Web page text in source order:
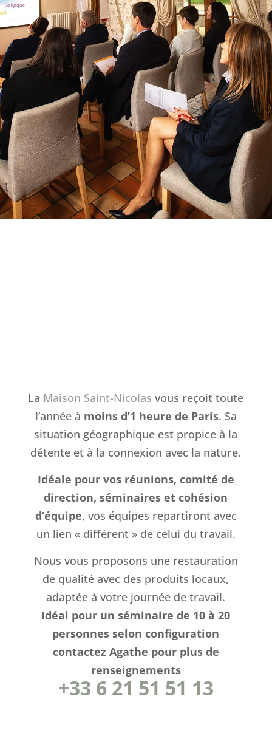
La Maison Saint-Nicolas vous reçoit toute
l’année à moins d’1 heure de Paris. Sa
situation géographique est propice à la
détente et à la connexion avec la nature.
Idéale pour vos réunions, comité de
direction, séminaires et cohésion
d’équipe, vos équipes repartiront avec
un lien « différent » de celui du travail.
Nous vous proposons une restauration
de qualité avec des produits locaux,
adaptée à votre journée de travail.
Idéal pour un séminaire de 10 à 20
personnes selon configuration
contactez Agathe pour plus de
renseignements
+33 6 21 51 51 13